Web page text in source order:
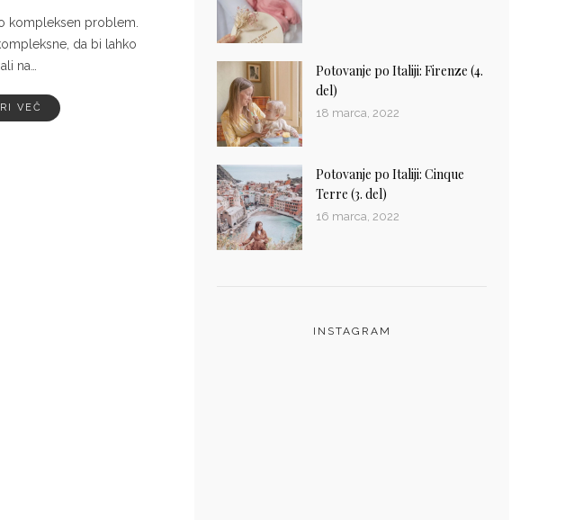
kompleksen problem.
da bi lahko
na…
VEČ
Potovanje po Italiji: Firenze (4.
del)
18 marca, 2022
Potovanje po Italiji: Cinque
Terre (3. del)
16 marca, 2022
INSTAGRAM